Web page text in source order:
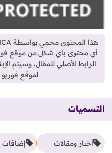
أي محتوى بأي شكل من موقع
الرابط الأصلي للمقال، وسيتم
لموقع فوريو
التسميات
أخبار ومقالات إضافات